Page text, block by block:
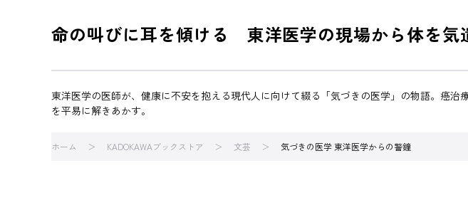
命の叫びに耳を傾ける 東洋医学の現場から体を気
東洋医学の医師が、健康に不安を抱える現代人に向けて綴る「気づきの医学」の物語。癌
を平易に解きあかす。
ホーム KADOKAWAブックストア 文芸 気づきの医学 東洋医学からの警鐘